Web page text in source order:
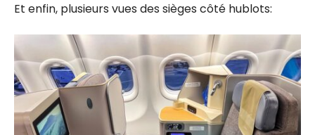
Et enfin, plusieurs vues des sièges côté hublots: